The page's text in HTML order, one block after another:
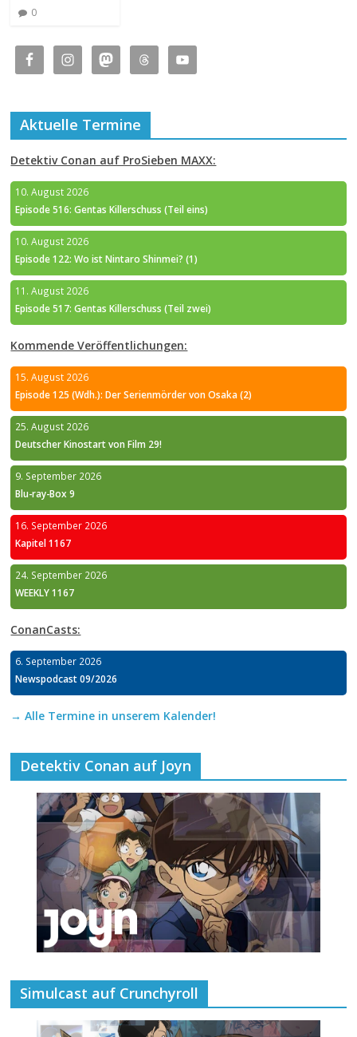
0
Aktuelle Termine
Detektiv Conan auf ProSieben MAXX:
10. August 2026
Episode 516: Gentas Killerschuss (Teil eins)
10. August 2026
Episode 122: Wo ist Nintaro Shinmei? (1)
11. August 2026
Episode 517: Gentas Killerschuss (Teil zwei)
Kommende Veröffentlichungen:
15. August 2026
Episode 125 (Wdh.): Der Serienmörder von Osaka (2)
25. August 2026
Deutscher Kinostart von Film 29!
9. September 2026
Blu-ray-Box 9
16. September 2026
Kapitel 1167
24. September 2026
WEEKLY 1167
ConanCasts:
6. September 2026
Newspodcast 09/2026
→ Alle Termine in unserem Kalender!
Detektiv Conan auf Joyn
Simulcast auf Crunchyroll